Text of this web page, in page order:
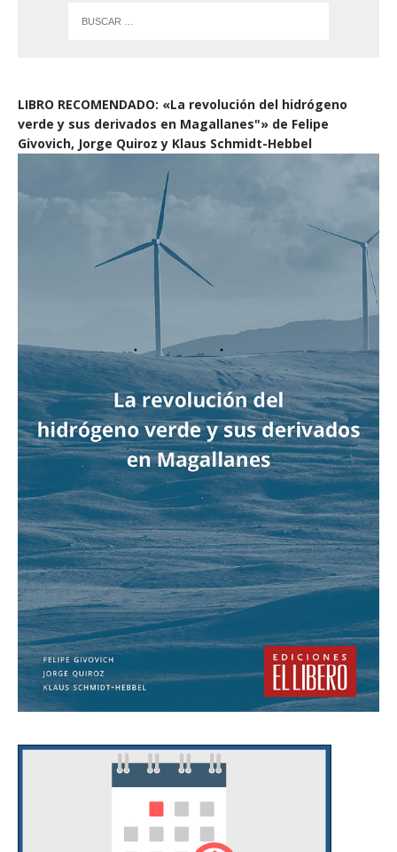
LIBRO RECOMENDADO: «La revolución del hidrógeno
verde y sus derivados en Magallanes"» de Felipe
Givovich, Jorge Quiroz y Klaus Schmidt-Hebbel